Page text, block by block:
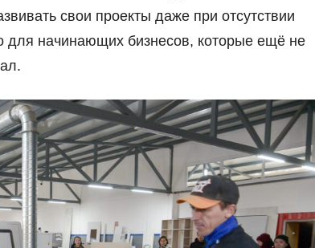
свои проекты даже при отсутствии
для начинающих бизнесов, которые ещё не